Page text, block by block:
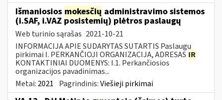
Išmaniosios mokesčių administravimo sistemos
(i.SAF, i.VAZ posistemių) plėtros paslaugų
Web turinio sąrašas 2021-10-21
INFORMACIJA APIE SUDARYTAS SUTARTIS Paslaugų
pirkimai I. PERKANČIOJI ORGANIZACIJA, ADRESAS IR
KONTAKTINIAI DUOMENYS: I.1. Perkančiosios
organizacijos pavadinimas...
Metai: 2021 Pagrindinis:Viešieji pirkimai